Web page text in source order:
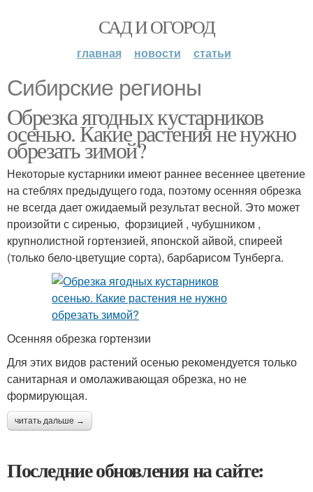
САД И ОГОРОД
главная новости статьи
Сибирские регионы
Обрезка ягодных кустарников
осенью. Какие растения не нужно
обрезать зимой?
Некоторые кустарники имеют раннее весеннее цветение
на стеблях предыдущего года, поэтому осенняя обрезка
не всегда дает ожидаемый результат весной. Это может
произойти с сиренью, форзицией , чубушником ,
крупнолистной гортензией, японской айвой, спиреей
(только бело-цветущие сорта), барбарисом Тунберга.
Осенняя обрезка гортензии
Для этих видов растений осенью рекомендуется только
санитарная и омолаживающая обрезка, но не
формирующая.
читать дальше →
Последние обновления на сайте: